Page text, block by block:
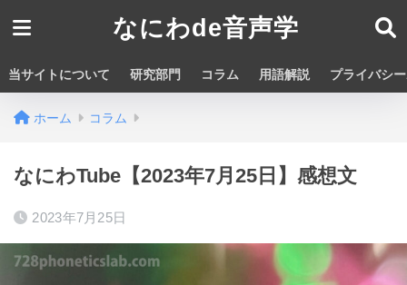
なにわde音声学
当サイトについて 研究部門 コラム 用語解説 プライバシ
ホーム コラム
なにわTube【2023年7月25日】感想文
2023年7月25日